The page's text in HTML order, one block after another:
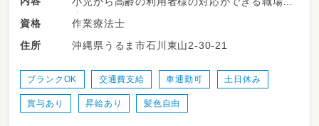
す。
1日あたり4名から6名の方に対して
40分から最大で60分程度の介入を行います。
・健康管理（痛み部位の確認や前回との変化）
・住宅環境の確認（転びやすい場所の確認）
・福祉用具の提案（業者とのやり取り）
資格
作業療法士
住所
沖縄県うるま市石川東山2-30-21
ブランクOK 交通費支給 車通勤可 土日休み
賞与あり 昇給あり 髪色自由